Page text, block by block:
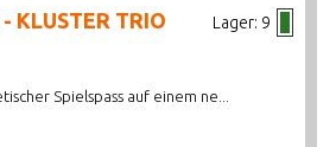
Lager: 9
KLUSTER TRIO
Spielspass auf einem ne...